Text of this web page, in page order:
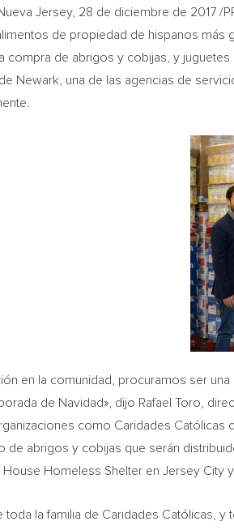
Jersey, 28 de diciembre de 2017 /
de propiedad de hispanos más
compra de abrigos y cobijas, y
Newark , una de las agencias de
en la comunidad, procuramos ser
de Navidad», dijo Rafael Toro ,
como Caridades Católicas
de abrigos y cobijas que serán
Homeless Shelter en Jersey City
toda la familia de Caridades Católicas,